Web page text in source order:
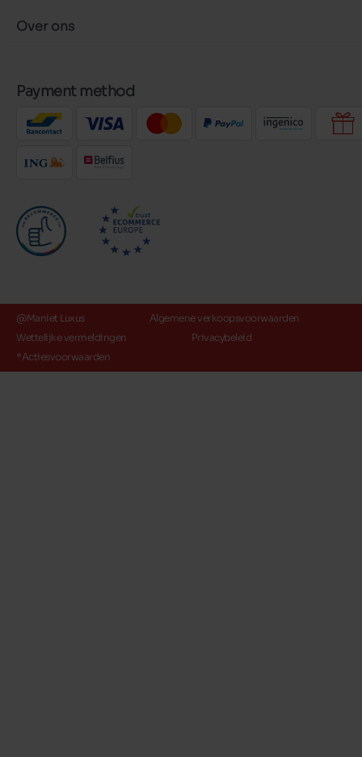
Over ons
Payment method
@Maniet Luxus
Algemene verkoopsvoorwaarden
Wettelijke vermeldingen
Privacybeleid
*Actiesvoorwaarden